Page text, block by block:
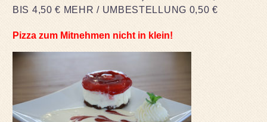
BIS 4,50 € MEHR / UMBESTELLUNG 0,50 €
Pizza zum Mitnehmen nicht in klein!